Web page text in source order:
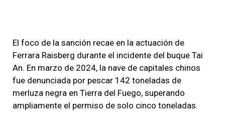
El foco de la sanción recae en la actuación de
Ferrara Raisberg durante el incidente del buque Tai
An. En marzo de 2024, la nave de capitales chinos
fue denunciada por pescar 142 toneladas de
merluza negra en Tierra del Fuego, superando
ampliamente el permiso de solo cinco toneladas.